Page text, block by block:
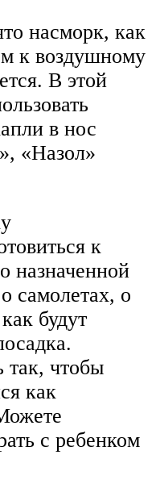
насморк, как
к воздушному
В этой
в нос
«Назол»
к
назначенной
самолетах, о
будут
так, чтобы
как
с ребенком